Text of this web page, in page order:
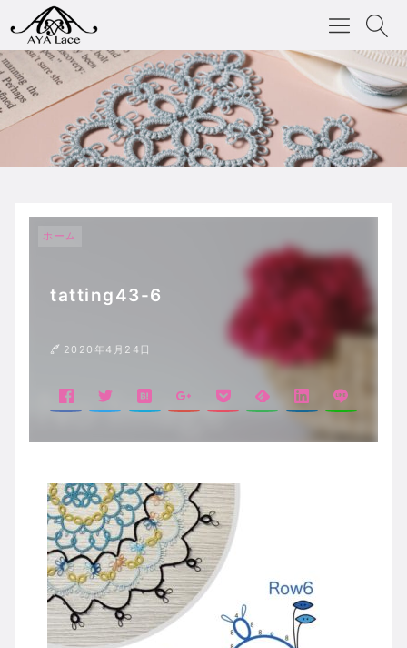
ホーム
tatting43-6
2020年4月24日